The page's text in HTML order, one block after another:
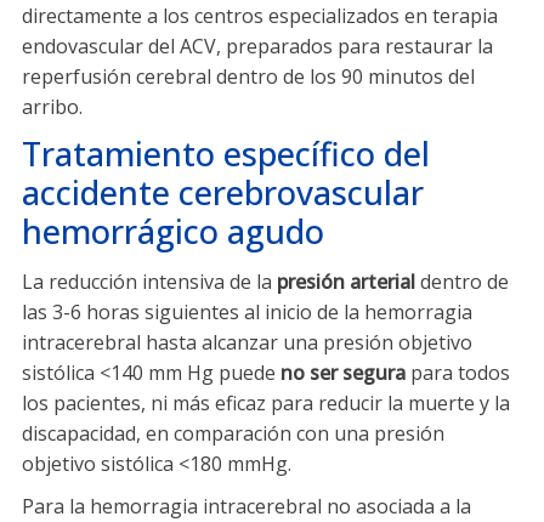
directamente a los centros especializados en terapia
endovascular del ACV, preparados para restaurar la
reperfusión cerebral dentro de los 90 minutos del
arribo.
Tratamiento específico del
accidente cerebrovascular
hemorrágico agudo
La reducción intensiva de la presión arterialdentro de
las 3-6 horas siguientes al inicio de la hemorragia
intracerebral hasta alcanzar una presión objetivo
sistólica <140 mm Hg puede no ser segura para todos
los pacientes, ni más eficaz para reducir la muerte y la
discapacidad, en comparación con una presión
objetivo sistólica <180 mmHg.
Para la hemorragia intracerebral no asociada a la